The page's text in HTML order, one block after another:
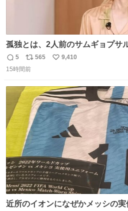
孤独とは、2人前のサムギョプサ
ことである←好きすぎる
返
信
5
リ
ポ
ト
数
565
い
数
9,410
15時間前
近所のイオンになぜかメッシの